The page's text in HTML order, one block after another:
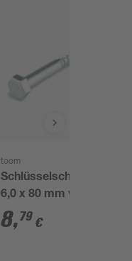
toom
Schlüsselschrauben Ø
6,0 x 80 mm verzinkt
DIN 571 25 Stück
8,79 €